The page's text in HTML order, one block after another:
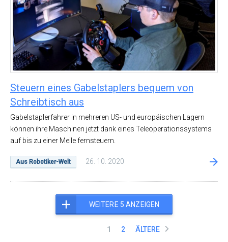
Steuern eines Gabelstaplers bequem von
Schreibtisch aus
Gabelstaplerfahrer in mehreren US- und europäischen Lagern
können ihre Maschinen jetzt dank eines Teleoperationssystems
auf bis zu einer Meile fernsteuern.
Aus Robotiker-Welt 26. 10. 2020
WEITERE 5 ANZEIGEN
1 2 ÄLTERE